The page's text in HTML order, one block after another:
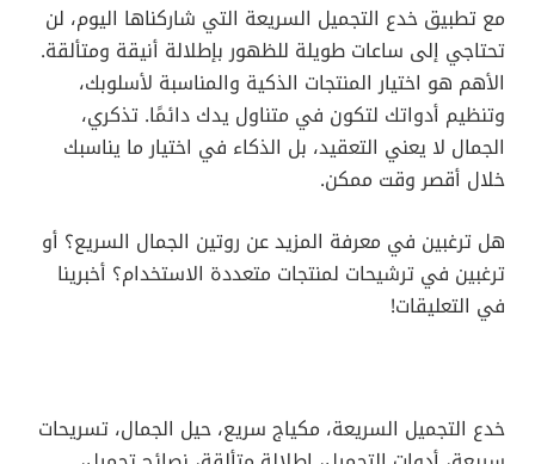
مع تطبيق خدع التجميل السريعة التي شاركناها اليوم، لن
تحتاجي إلى ساعات طويلة للظهور بإطلالة أنيقة ومتألقة.
الأهم هو اختيار المنتجات الذكية والمناسبة لأسلوبك،
وتنظيم أدواتك لتكون في متناول يدك دائمًا. تذكري،
الجمال لا يعني التعقيد، بل الذكاء في اختيار ما يناسبك
خلال أقصر وقت ممكن.
هل ترغبين في معرفة المزيد عن روتين الجمال السريع؟ أو
ترغبين في ترشيحات لمنتجات متعددة الاستخدام؟ أخبرينا
في التعليقات!
خدع التجميل السريعة، مكياج سريع، حيل الجمال، تسريحات